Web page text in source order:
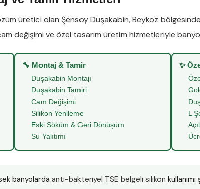
üretici olan Şensoy Duşakabin,Beykoz bölgesinde
değişimi ve özel tasarım üretim hizmetleriyle
🔧 Montaj & Tamir
Duşakabin Montajı
Duşakabin Tamiri
Cam Değişimi
Silikon Yenileme
Eski Söküm & Geri Dönüşüm
Su Yalıtımı
✨
L
banyolarda anti-bakteriyel TSE belgeli silikon